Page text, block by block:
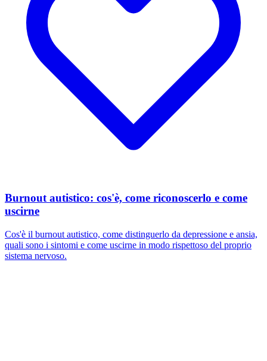
Burnout autistico: cos'è, come riconoscerlo e come
uscirne
Cos'è il burnout autistico, come distinguerlo da depressione e ansia,
quali sono i sintomi e come uscirne in modo rispettoso del proprio
sistema nervoso.